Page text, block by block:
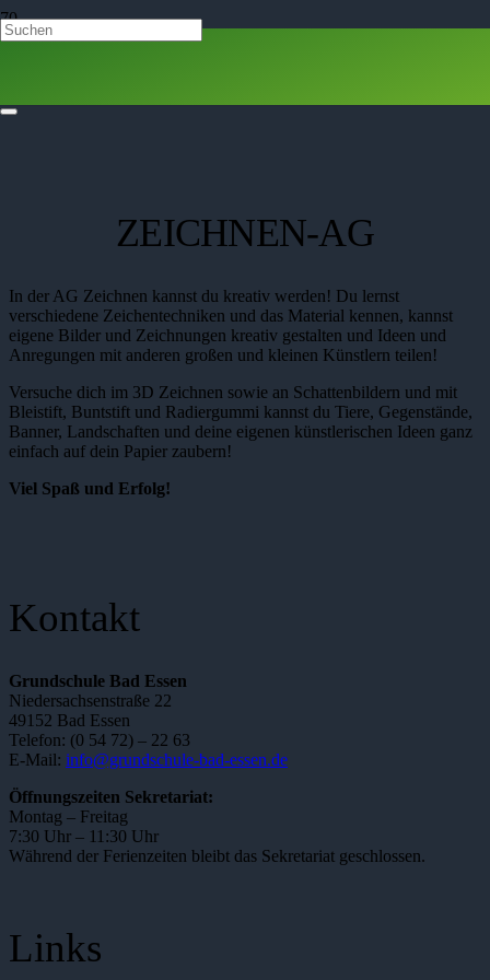
ZEICHNEN-AG
In der AG Zeichnen kannst du kreativ werden! Du lernst
verschiedene Zeichentechniken und das Material kennen, kannst
eigene Bilder und Zeichnungen kreativ gestalten und Ideen und
Anregungen mit anderen großen und kleinen Künstlern teilen!
Versuche dich im 3D Zeichnen sowie an Schattenbildern und mit
Bleistift, Buntstift und Radiergummi kannst du Tiere, Gegenstände,
Banner, Landschaften und deine eigenen künstlerischen Ideen ganz
einfach auf dein Papier zaubern!
Viel Spaß und Erfolg!
Kontakt
Grundschule Bad Essen
Niedersachsenstraße 22
49152 Bad Essen
Telefon: (0 54 72) – 22 63
E-Mail: info@grundschule-bad-essen.de
Öffnungszeiten Sekretariat:
Montag – Freitag
7:30 Uhr – 11:30 Uhr
Während der Ferienzeiten bleibt das Sekretariat geschlossen.
Links